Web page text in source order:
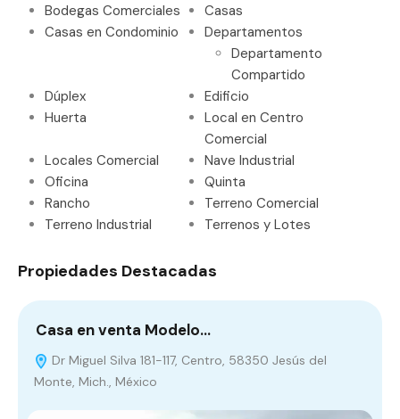
Bodegas Comerciales
Casas
Casas en Condominio
Departamentos
Departamento
Compartido
Dúplex
Edificio
Huerta
Local en Centro
Comercial
Locales Comercial
Nave Industrial
Oficina
Quinta
Rancho
Terreno Comercial
Terreno Industrial
Terrenos y Lotes
Propiedades Destacadas
Casa en venta Modelo…
Dr Miguel Silva 181-117, Centro, 58350 Jesús del
Monte, Mich., México